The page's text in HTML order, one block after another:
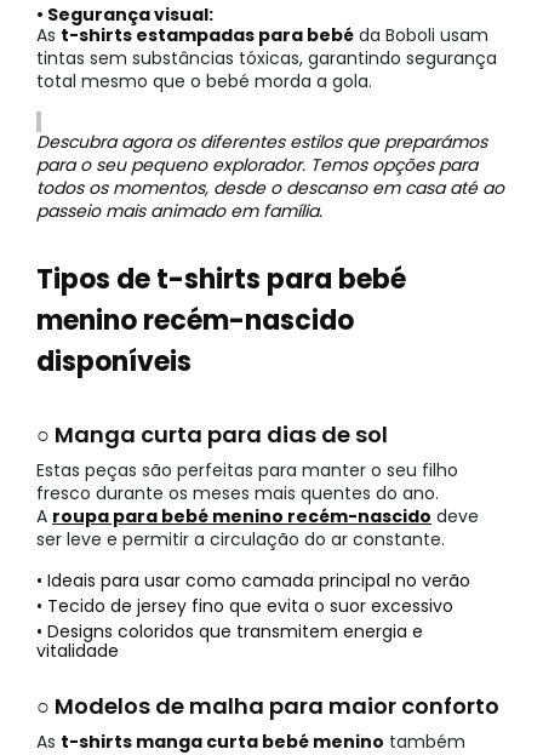
• Segurança visual:
As t-shirts estampadas para bebé da Boboli usam
tintas sem substâncias tóxicas, garantindo segurança
total mesmo que o bebé morda a gola.
Descubra agora os diferentes estilos que preparámos
para o seu pequeno explorador. Temos opções para
todos os momentos, desde o descanso em casa até ao
passeio mais animado em família.
Tipos de t-shirts para bebé
menino recém-nascido
disponíveis
○ Manga curta para dias de sol
Estas peças são perfeitas para manter o seu filho
fresco durante os meses mais quentes do ano.
A roupa para bebé menino recém-nascido deve
ser leve e permitir a circulação do ar constante.
• Ideais para usar como camada principal no verão
• Tecido de jersey fino que evita o suor excessivo
• Designs coloridos que transmitem energia e
vitalidade
○ Modelos de malha para maior conforto
As t-shirts manga curta bebé menino também